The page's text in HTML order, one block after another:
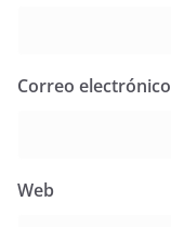
Correo electrónico
Web